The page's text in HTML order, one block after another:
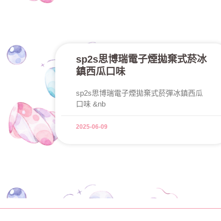
sp2s思博瑞電子煙拋棄式菸冰
鎮西瓜口味
sp2s思博瑞電子煙拋棄式菸彈冰鎮西瓜
口味 &nb
2025-06-09